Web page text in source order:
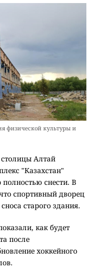
физической культуры и
Алтай
"Казахстан"
снести. В
спортивный дворец
старого здания.
как будет
после
хоккейного